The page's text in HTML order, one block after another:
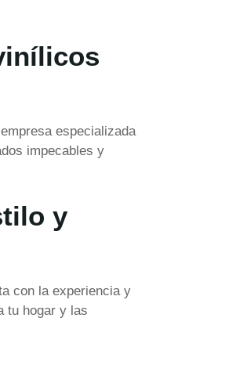
especializada
impecables y
y
con la experiencia y
tu hogar y las